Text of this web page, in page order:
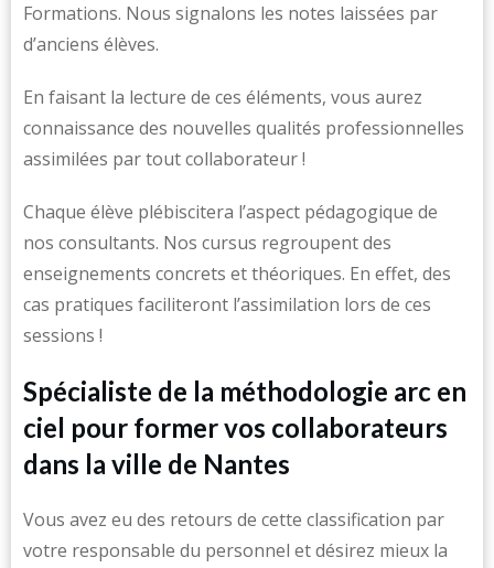
Formations. Nous signalons les notes laissées par
d’anciens élèves.
En faisant la lecture de ces éléments, vous aurez
connaissance des nouvelles qualités professionnelles
assimilées par tout collaborateur !
Chaque élève plébiscitera l’aspect pédagogique de
nos consultants. Nos cursus regroupent des
enseignements concrets et théoriques. En effet, des
cas pratiques faciliteront l’assimilation lors de ces
sessions !
Spécialiste de la méthodologie arc en
ciel pour former vos collaborateurs
dans la ville de Nantes
Vous avez eu des retours de cette classification par
votre responsable du personnel et désirez mieux la